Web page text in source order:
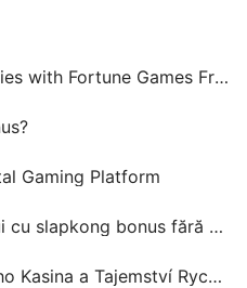
Games Free Spins Adventure
Gaming Platform
bonus fără depozit
a Tajemství Rychlých Výher